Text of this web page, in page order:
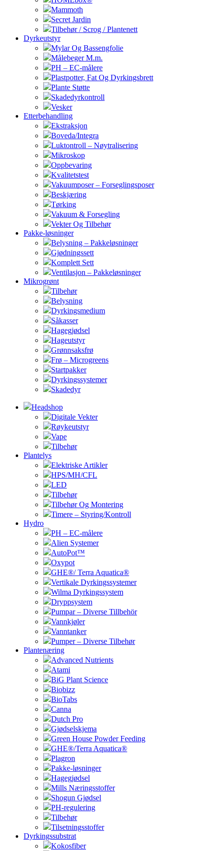
Mammoth
Secret Jardin
Tilbehør / Scrog / Plantenett
Dyrkeutstyr
Mylar Og Bassengfolie
Målebeger M.m.
PH – EC-målere
Plastpotter, Fat Og Dyrkingsbrett
Plante Støtte
Skadedyrkontroll
Vesker
Etterbehandling
Ekstraksjon
Boveda/Integra
Luktontroll – Nøytralisering
Mikroskop
Oppbevaring
Kvalitetstest
Vakuumposer – Forseglingsposer
Beskjæring
Tørking
Vakuum & Forsegling
Vekter Og Tilbehør
Pakke-løsninger
Belysning – Pakkeløsninger
Gjødningssett
Komplett Sett
Ventilasjon – Pakkeløsninger
Mikrogrønt
Tilbehør
Belysning
Dyrkingsmedium
Såkasser
Hagegjødsel
Hageutstyr
Grønnsaksfrø
Frø – Microgreens
Startpakker
Dyrkingssystemer
Skadedyr
Headshop
Digitale Vekter
Røykeutstyr
Vape
Tilbehør
Plantelys
Elektriske Artikler
HPS/MH/CFL
LED
Tilbehør
Tilbehør Og Montering
Timere – Styring/Kontroll
Hydro
PH – EC-målere
Alien Systemer
AutoPot™
Oxypot
GHE®/ Terra Aquatica®
Vertikale Dyrkingssystemer
Wilma Dyrkingssystem
Dryppsystem
Pumpar – Diverse Tillbehör
Vannkjøler
Vanntanker
Pumper – Diverse Tilbehør
Plantenæring
Advanced Nutrients
Atami
BiG Plant Science
Biobizz
BioTabs
Canna
Dutch Pro
Gjødselskjema
Green House Powder Feeding
GHE®/Terra Aquatica®
Plagron
Pakke-løsninger
Hagegjødsel
Mills Næringsstoffer
Shogun Gjødsel
PH-regulering
Tilbehør
Tilsetningsstoffer
Dyrkingssubstrat
Kokosfiber